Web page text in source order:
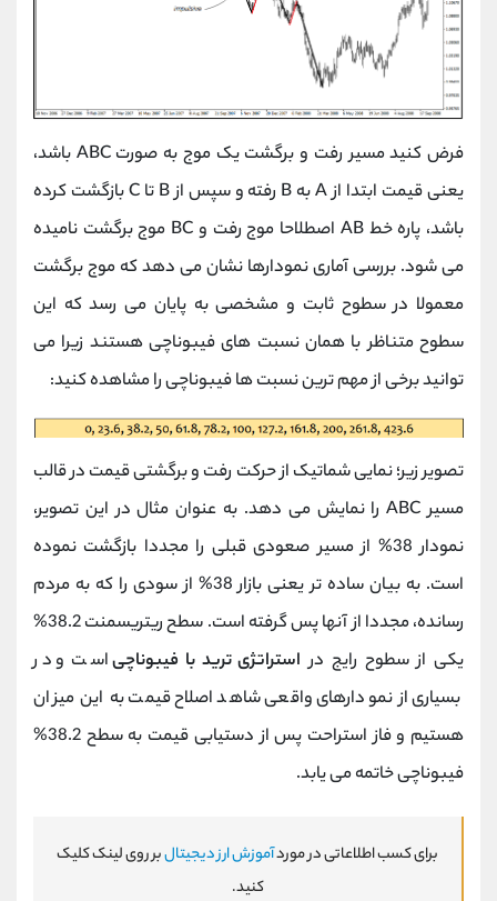
فرض کنید مسیر رفت و برگشت یک موج به صورت ABC باشد،
یعنی قیمت ابتدا از A به B رفته و سپس از B تا C بازگشت کرده
باشد، پاره خط AB اصطلاحا موج رفت و BC موج برگشت نامیده
می شود. بررسی آماری نمودارها نشان می دهد که موج برگشت
معمولا در سطوح ثابت و مشخصی به پایان می رسد که این
سطوح متناظر با همان نسبت های فیبوناچی هستند زیرا می
توانید برخی از مهم ترین نسبت ها فیبوناچی را مشاهده کنید:
تصویر زیر؛ نمایی شماتیک از حرکت رفت و برگشتی قیمت در قالب
مسیر ABC را نمایش می دهد. به عنوان مثال در این تصویر،
نمودار 38% از مسیر صعودی قبلی را مجددا بازگشت نموده
است. به بیان ساده تر یعنی بازار 38% از سودی را که به مردم
رسانده، مجددا از آنها پس گرفته است. سطح ریتریسمنت 38.2%
یکی از سطوح رایج در استراتژی ترید با فیبوناچیاست و در
بسیاری از نمودارهای واقعی شاهد اصلاح قیمت به این میزان
هستیم و فاز استراحت پس از دستیابی قیمت به سطح 38.2%
فیبوناچی خاتمه می یابد.
برای کسب اطلاعاتی در موردآموزش ارز دیجیتالبر روی لینک کلیک
کنید.